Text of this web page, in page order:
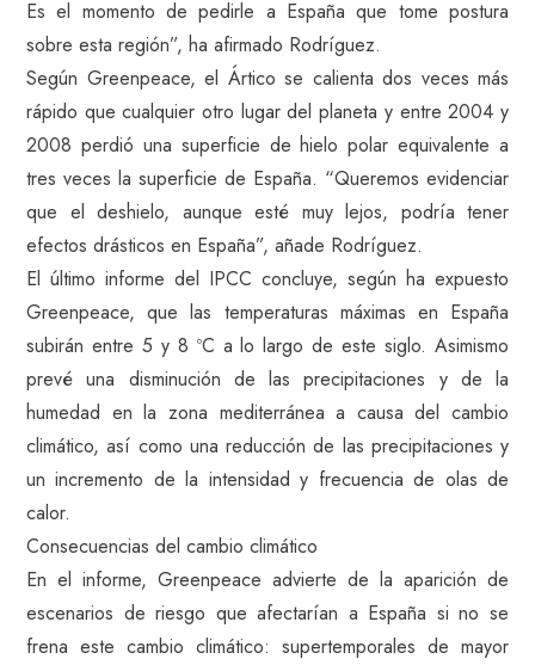
Es el momento de pedirle a España que tome postura
sobre esta región”, ha afirmado Rodríguez.
Según Greenpeace, el Ártico se calienta dos veces más
rápido que cualquier otro lugar del planeta y entre 2004 y
2008 perdió una superficie de hielo polar equivalente a
tres veces la superficie de España. “Queremos evidenciar
que el deshielo, aunque esté muy lejos, podría tener
efectos drásticos en España”, añade Rodríguez.
El último informe del IPCC concluye, según ha expuesto
Greenpeace, que las temperaturas máximas en España
subirán entre 5 y 8 ºC a lo largo de este siglo. Asimismo
prevé una disminución de las precipitaciones y de la
humedad en la zona mediterránea a causa del cambio
climático, así como una reducción de las precipitaciones y
un incremento de la intensidad y frecuencia de olas de
calor.
Consecuencias del cambio climático
En el informe, Greenpeace advierte de la aparición de
escenarios de riesgo que afectarían a España si no se
frena este cambio climático: supertemporales de mayor